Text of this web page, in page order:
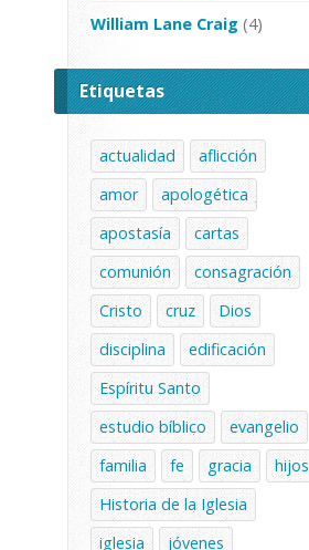
William Lane Craig (4)
Etiquetas
actualidad
aflicción
amor
apologética
apostasía
cartas
comunión
consagración
Cristo
cruz
Dios
disciplina
edificación
Espíritu Santo
estudio bíblico
evangelio
familia
fe gracia
hijos
Historia de la Iglesia
iglesia
jóvenes